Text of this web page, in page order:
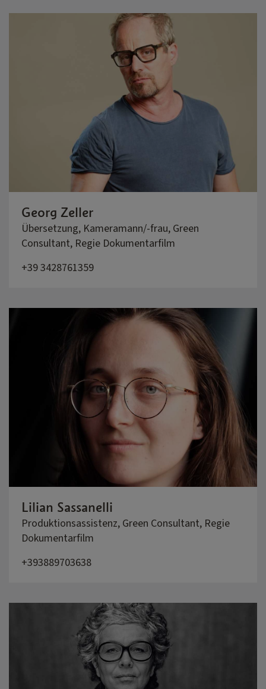
Georg Zeller
Übersetzung, Kameramann/-frau, Green
Consultant, Regie Dokumentarfilm
+39 3428761359
Lilian Sassanelli
Produktionsassistenz, Green Consultant, Regie
Dokumentarfilm
+393889703638